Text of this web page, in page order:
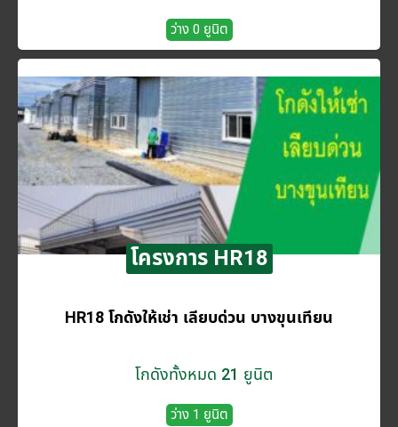
ว่าง 0 ยูนิต
โครงการ HR18
HR18 โกดังให้เช่า เลียบด่วน บางขุนเทียน
โกดังทั้งหมด 21 ยูนิต
ว่าง 1 ยูนิต